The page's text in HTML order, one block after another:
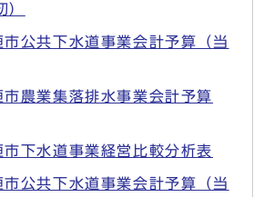
）
公共下水道事業会計予算（当
農業集落排水事業会計予算
下水道事業経営比較分析表
公共下水道事業会計予算（当